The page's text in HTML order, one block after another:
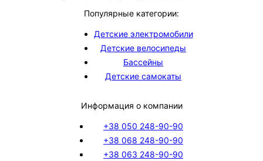
Популярные категории:
Детские электромобили
Детские велосипеды
Бассейны
Детские самокаты
Информация о компании
+38 050 248-90-90
+38 068 248-90-90
+38 063 248-90-90